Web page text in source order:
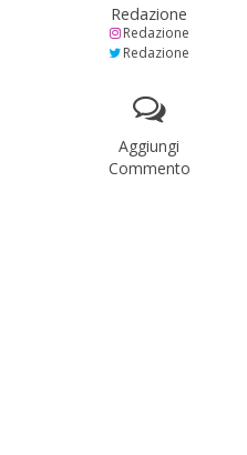
Redazione
Redazione
Redazione
Aggiungi
Commento